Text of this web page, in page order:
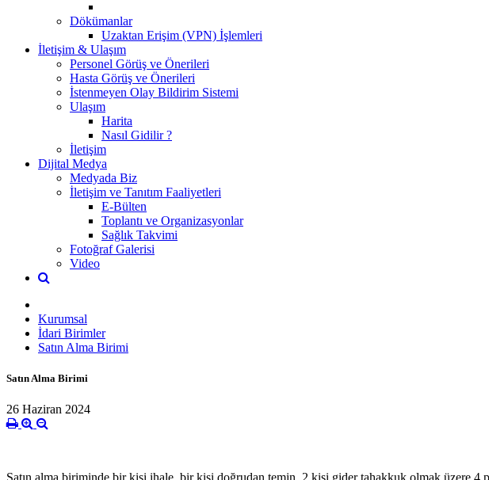
Dökümanlar
Uzaktan Erişim (VPN) İşlemleri
İletişim & Ulaşım
Personel Görüş ve Önerileri
Hasta Görüş ve Önerileri
İstenmeyen Olay Bildirim Sistemi
Ulaşım
Harita
Nasıl Gidilir ?
İletişim
Dijital Medya
Medyada Biz
İletişim ve Tanıtım Faaliyetleri
E-Bülten
Toplantı ve Organizasyonlar
Sağlık Takvimi
Fotoğraf Galerisi
Video
Kurumsal
İdari Birimler
Satın Alma Birimi
Satın Alma Birimi
26 Haziran 2024